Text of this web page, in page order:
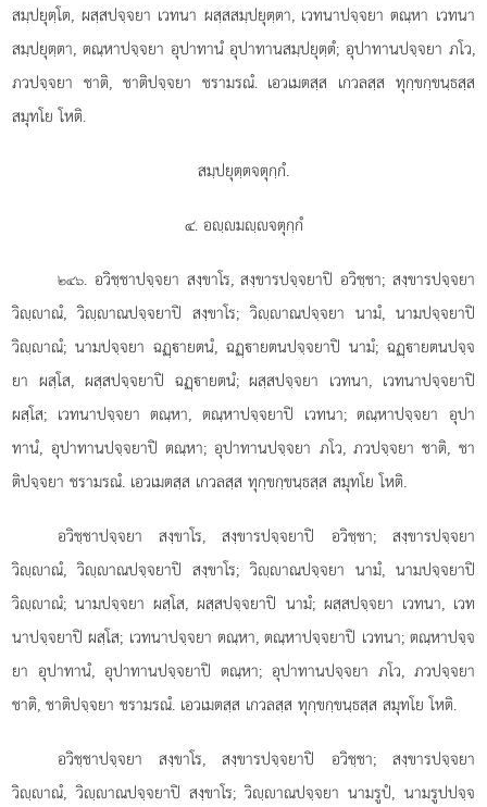
สมฺปยุตฺโต, ผสฺสปจฺจยา เวทนา ผสฺสสมฺปยุตฺตา, เวทนาปจฺจยา ตณฺหา เวทนา
สมฺปยุตฺตา, ตณฺหาปจฺจยา อุปาทานํ อุปาทานสมฺปยุตฺตํ; อุปาทานปจฺจยา ภโว,
ภวปจฺจยา ชาติ, ชาติปจฺจยา ชรามรณํ. เอวเมตสฺส เกวลสฺส ทุกฺขกฺขนฺธสฺส
สมุทโย โหติ.
สมฺปยุตฺตจตุกฺกํ.
๔. อฺมฺจตุกฺกํ
๒๔๖. อวิชฺชาปจฺจยา สงฺขาโร, สงฺขารปจฺจยาปิ อวิชฺชา; สงฺขารปจฺจยา
วิฺาณํ, วิฺาณปจฺจยาปิ สงฺขาโร; วิฺาณปจฺจยา นามํ, นามปจฺจยาปิ
วิฺาณํ; นามปจฺจยา ฉฏฺายตนํ, ฉฏฺายตนปจฺจยาปิ นามํ; ฉฏฺายตนปจฺจ
ยา ผสฺโส, ผสฺสปจฺจยาปิ ฉฏฺายตนํ; ผสฺสปจฺจยา เวทนา, เวทนาปจฺจยาปิ
ผสฺโส; เวทนาปจฺจยา ตณฺหา, ตณฺหาปจฺจยาปิ เวทนา; ตณฺหาปจฺจยา อุปา
ทานํ, อุปาทานปจฺจยาปิ ตณฺหา; อุปาทานปจฺจยา ภโว, ภวปจฺจยา ชาติ, ชา
ติปจฺจยา ชรามรณํ. เอวเมตสฺส เกวลสฺส ทุกฺขกฺขนฺธสฺส สมุทโย โหติ.
อวิชฺชาปจฺจยา สงฺขาโร, สงฺขารปจฺจยาปิ อวิชฺชา; สงฺขารปจฺจยา
วิฺาณํ, วิฺาณปจฺจยาปิ สงฺขาโร; วิฺาณปจฺจยา นามํ, นามปจฺจยาปิ
วิฺาณํ; นามปจฺจยา ผสฺโส, ผสฺสปจฺจยาปิ นามํ; ผสฺสปจฺจยา เวทนา, เวท
นาปจฺจยาปิผสฺโส; เวทนาปจฺจยา ตณฺหา, ตณฺหาปจฺจยาปิ เวทนา; ตณฺหาปจฺจ
ยา อุปาทานํ, อุปาทานปจฺจยาปิ ตณฺหา; อุปาทานปจฺจยา ภโว, ภวปจฺจยา
ชาติ, ชาติปจฺจยา ชรามรณํ. เอวเมตสฺส เกวลสฺส ทุกฺขกฺขนฺธสฺส สมุทโย โหติ.
อวิชฺชาปจฺจยาสงฺขาโร, สงฺขารปจฺจยาปิ อวิชฺชา; สงฺขารปจฺจยา
วิฺาณํ, วิฺาณปจฺจยาปิ สงฺขาโร; วิฺาณปจฺจยา นามรูปํ, นามรูปปจฺจ